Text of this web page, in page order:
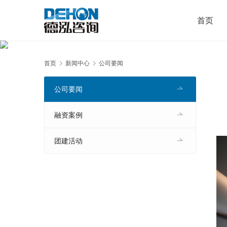
首页
首页 新闻中心 公司要闻
公司要闻
融资案例
团建活动